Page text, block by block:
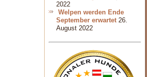
2022
Welpen werden Ende
September erwartet 26.
August 2022